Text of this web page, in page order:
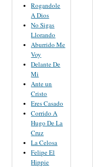
Rogandole
A Dios
No Sigas
Llorando
Aburrido Me
Voy
Delante De
Mi
Ante un
Cristo
Eres Casado
Corrido A
Hugo De La
Cruz
La Celosa
Felipe El
Hippie